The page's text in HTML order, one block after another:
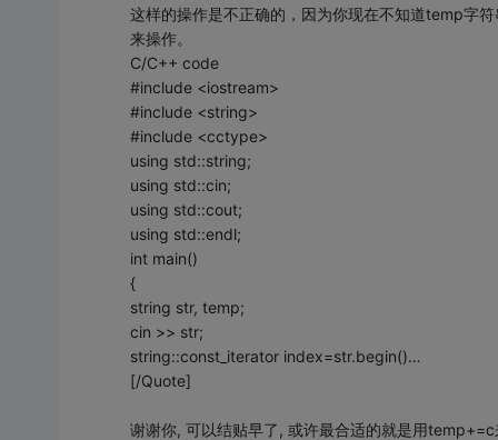
这样的操作是不正确的，因为你现在不知道temp字
来操作。
C/C++ code
#include <iostream>
#include <string>
#include <cctype>
using std::string;
using std::cin;
using std::cout;
using std::endl;
int main()
{
string str, temp;
cin >> str;
string::const_iterator index=str.begin()…
[/Quote]
谢谢你, 可以结贴早了, 或许最合适的就是用temp+=c